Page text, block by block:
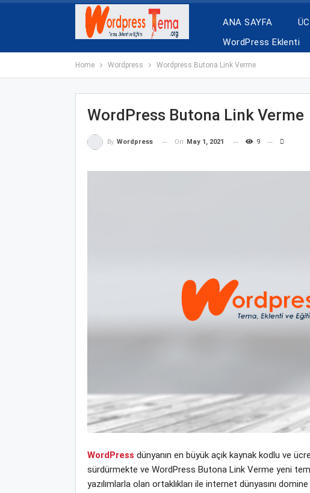
ANA SAYFA
WordPress Eklenti
Home Wordpress Wordpress Butona Link Verme
WordPress Butona Link Verme
By Wordpress On May 1, 2021 9
WordPress dünyanın en büyük açık kaynak kodlu ve
sürdürmekte ve WordPress Butona Link Verme yeni
yazılımlarla olan ortaklıkları ile internet dünyasını